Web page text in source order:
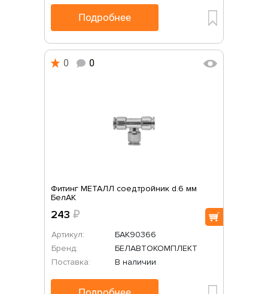
Подробнее
0 0
Фитинг МЕТАЛЛ соед.тройник d.6 мм
БелАК
243 ₽
Артикул:
БАК90366
Бренд:
БЕЛАВТОКОМПЛЕКТ
Поставка:
В наличии